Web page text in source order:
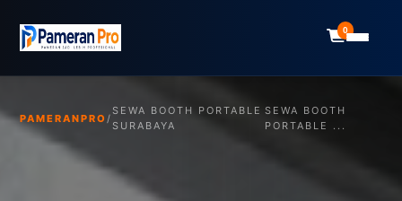
0
PAMERANPRO /
SEWA BOOTH PORTABLE
SURABAYA
SEWA BOOTH
PORTABLE ...